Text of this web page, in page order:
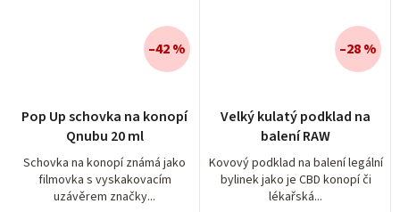
Pop Up schovka na konopí
Qnubu 20 ml
Schovka na konopí známá jako
filmovka s vyskakovacím
uzávěrem značky...
–42 %
Velký kulatý podklad na
balení RAW
Kovový podklad na balení legální
bylinek jako je CBD konopí či
lékařská...
–28 %